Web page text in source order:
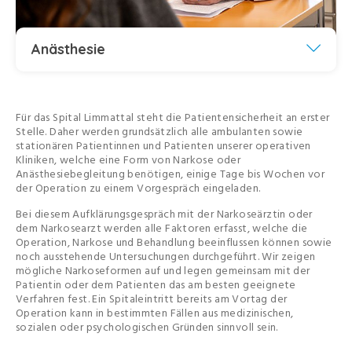
Anästhesie
Für das Spital Limmattal steht die Patientensicherheit an erster
Stelle. Daher werden grundsätzlich alle ambulanten sowie
stationären Patientinnen und Patienten unserer operativen
Kliniken, welche eine Form von Narkose oder
Anästhesiebegleitung benötigen, einige Tage bis Wochen vor
der Operation zu einem Vorgespräch eingeladen.
Bei diesem Aufklärungsgespräch mit der Narkoseärztin oder
dem Narkosearzt werden alle Faktoren erfasst, welche die
Operation, Narkose und Behandlung beeinflussen können sowie
noch ausstehende Untersuchungen durchgeführt. Wir zeigen
mögliche Narkoseformen auf und legen gemeinsam mit der
Patientin oder dem Patienten das am besten geeignete
Verfahren fest. Ein Spitaleintritt bereits am Vortag der
Operation kann in bestimmten Fällen aus medizinischen,
sozialen oder psychologischen Gründen sinnvoll sein.